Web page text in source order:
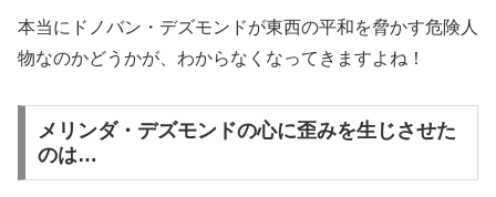
本当にドノバン・デズモンドが東西の平和を脅かす危険人
物なのかどうかが、わからなくなってきますよね！
メリンダ・デズモンドの心に歪みを生じさせた
のは…